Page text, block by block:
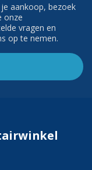
aankoop, bezoek
onze
vragen en
op te nemen.